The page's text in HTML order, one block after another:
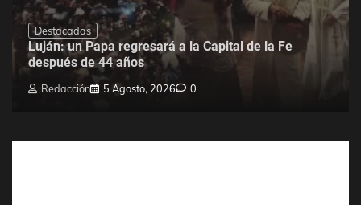
Destacadas
Luján: un Papa regresará a la Capital de la Fe
después de 44 años
Redacción 5 Agosto, 2026 0